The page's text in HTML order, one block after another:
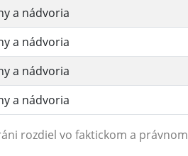
a nádvoria
a nádvoria
a nádvoria
a nádvoria
rozdiel vo faktickom a právnom